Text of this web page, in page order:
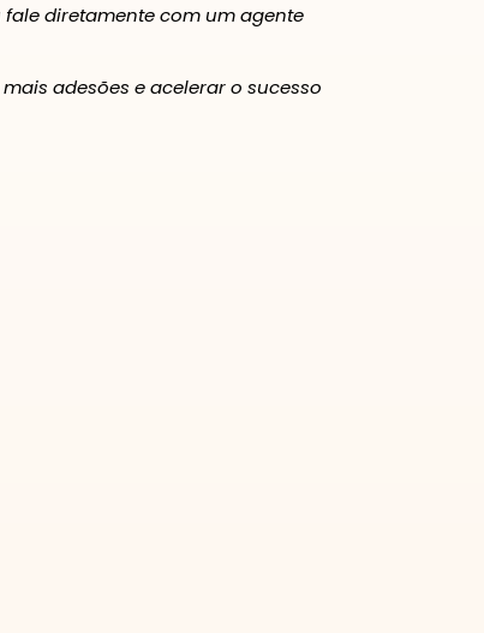
diretamente com um agente
adesões e acelerar o sucesso